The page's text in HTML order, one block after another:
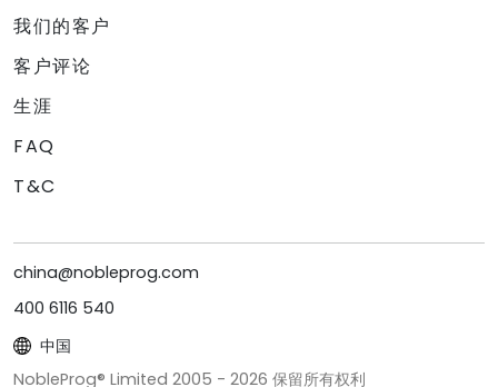
我们的客户
客户评论
生涯
FAQ
T&C
china@nobleprog.com
400 6116 540
中国
NobleProg® Limited 2005 - 2026 保留所有权利